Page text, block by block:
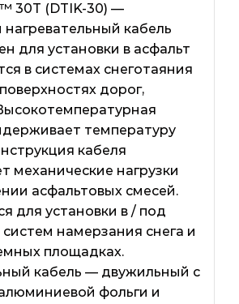
30T (DTIK-30) —
кабель
для установки в асфальт
в системах снеготаяния
дорог,
температуру
кабеля
механические нагрузки
асфальтовых смесей.
для установки в / под
намерзания снега и
площадках.
кабель — двужильный с
фольги и